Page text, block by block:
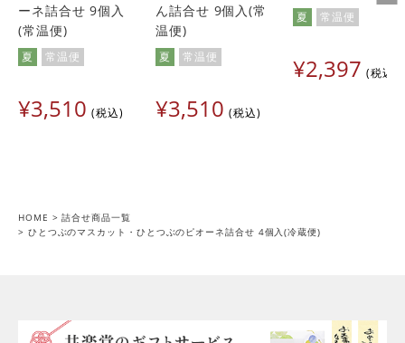
ーネ詰合せ 9個入
(常温便)
夏 常温便
¥3,510 税込
ん詰合せ 9個入(常
温便)
夏 常温便
¥3,510 税込
夏 常温便
¥2,397 税込
HOME
詰合せ商品一覧
ひとつぶのマスカット・ひとつぶのピオーネ詰合せ 4個入(冷蔵便)